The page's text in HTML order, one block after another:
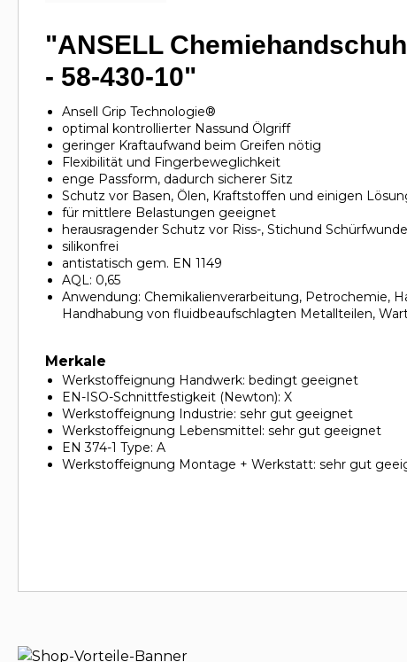
"ANSELL
- 58-430-10"
Ansell Grip Technologie®
optimal kontrollierter Nassund Ölgriff
geringer Kraftaufwand beim Greifen nötig
Flexibilität und Fingerbeweglichkeit
enge Passform, dadurch sicherer Sitz
Schutz vor Basen, Ölen, Kraftstoffen und einigen
für mittlere Belastungen geeignet
herausragender Schutz vor Riss-, Stichund
silikonfrei
antistatisch gem. EN 1149
AQL: 0,65
Anwendung: Chemikalienverarbeitung, Petrochemie,
Handhabung von fluidbeaufschlagten Metallteilen,
Merkale
Werkstoffeignung Handwerk: bedingt geeignet
EN-ISO-Schnittfestigkeit (Newton): X
Werkstoffeignung Industrie: sehr gut geeignet
Werkstoffeignung Lebensmittel: sehr gut geeignet
EN 374-1 Type: A
Werkstoffeignung Montage + Werkstatt: sehr gut